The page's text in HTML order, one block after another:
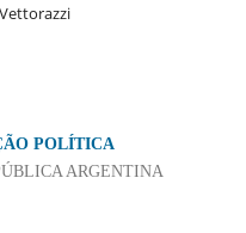
POLÍTICA
ARGENTINA